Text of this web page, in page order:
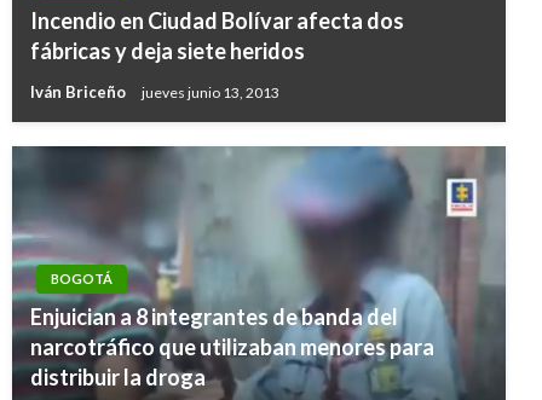
Incendio en Ciudad Bolívar afecta dos
fábricas y deja siete heridos
Iván Briceño jueves junio 13, 2013
BOGOTÁ
Enjuician a 8 integrantes de banda del
narcotráfico que utilizaban menores para
distribuir la droga